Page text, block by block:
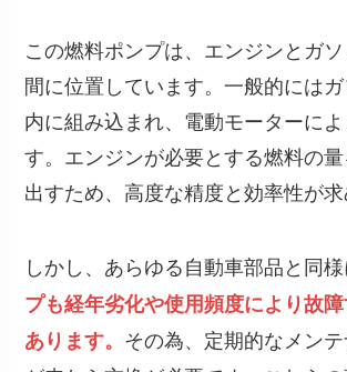
この燃料ポンプは、エンジンとガ
間に位置しています。一般的には
内に組み込まれ、電動モーターに
す。エンジンが必要とする燃料の
出すため、高度な精度と効率性が求
しかし、あらゆる自動車部品と同
プも経年劣化や使用頻度により故
あります。 その為、定期的なメン